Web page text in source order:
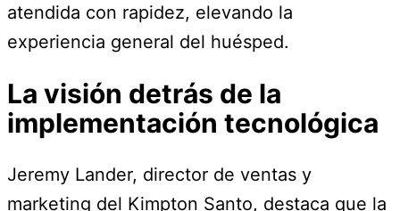
atendida con rapidez, elevando la
experiencia general del huésped.
La visión detrás de la
implementación tecnológica
Jeremy Lander, director de ventas y
marketing del Kimpton Santo, destaca que la